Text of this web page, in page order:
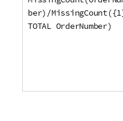
ber)/
TOTAL OrderNumber)